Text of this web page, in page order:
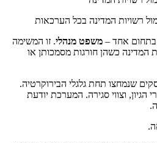
רשויות המדינה בכל הערכאות
בתחום אחד – משפט מנהלי. זו המשימה
המדינה כשהן חורגות מסמכותן או
שנמחצו תחת גלגלי הבירוקרטיה.
וצווי סגירה. המערכת יודעת